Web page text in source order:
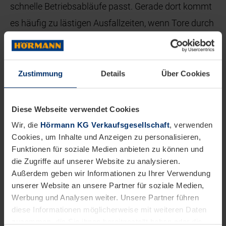
Zustimmung Details Über Cookies
Diese Webseite verwendet Cookies
Wir, die Hörmann KG Verkaufsgesellschaft, verwenden
Cookies, um Inhalte und Anzeigen zu personalisieren,
Funktionen für soziale Medien anbieten zu können und
die Zugriffe auf unserer Website zu analysieren.
Außerdem geben wir Informationen zu Ihrer Verwendung
unserer Website an unsere Partner für soziale Medien,
Werbung und Analysen weiter. Unsere Partner führen
diese Informationen möglicherweise mit weiteren Daten
schnelle Betriebsabläufe passt. Gerade dort kommt
es häufig zu lästigen Ausfallzeiten, wenn Tore durch
werksseitigen Verkehr beschädigt werden. Diese
Ausfälle lassen sich mit dem V 5025 Z vermeiden.“